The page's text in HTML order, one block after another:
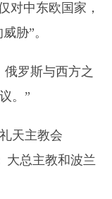
对中东欧国家，
胁”。
罗斯与西方之
。”
天主教会
大总主教和波兰